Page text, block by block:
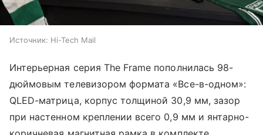
Источник: Hi-Tech Mail
Интерьерная серия The Frame пополнилась 98-
дюймовым телевизором формата «Все-в-одном»:
QLED-матрица, корпус толщиной 30,9 мм, зазор
при настенном креплении всего 0,9 мм и янтарно-